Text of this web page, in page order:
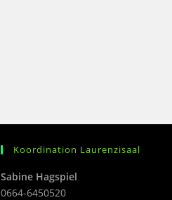
Koordination Laurenzisaal
Sabine Hagspiel
0664-6450520